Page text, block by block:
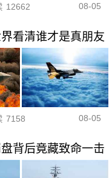
12662 08-05
看清谁才是真朋友
7158 08-05
背后竟藏致命一击